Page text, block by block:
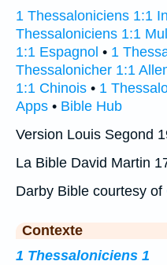
1 Thessaloniciens 1:1
Thessaloniciens 1:1
1:1 Espagnol • 1
Thessalonicher 1:1
1:1 Chinois • 1
Apps • Bible Hub
Version Louis Segond
La Bible David Martin
Darby Bible courtesy of
Contexte
1 Thessaloniciens 1